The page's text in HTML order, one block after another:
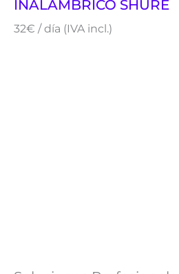
INALÁMBRICO SHURE
32€ / día (IVA incl.)